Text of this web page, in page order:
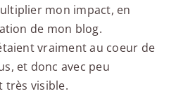
mon impact, en
de mon blog.
vraiment au coeur de
et donc avec peu
très visible.